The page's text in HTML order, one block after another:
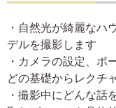
・自然光が綺麗なハ
デルを撮影します
・カメラの設定、ポ
どの基礎からレクチ
・撮影中にどんな話